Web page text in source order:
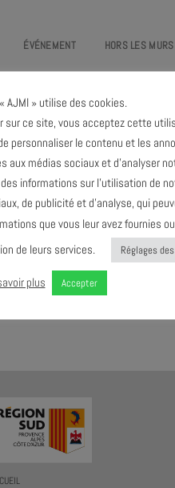
ÉVÉNEMENT HORS LES MURS
«master class»à venir ce mois
de l'agenda :Juin 2024
AJMI » utilise des cookies.
sur ce site, vous acceptez cette
personnaliser le contenu et les
aux médias sociaux et d’analyser
informations sur l’utilisation de
de publicité et d’analyse, qui
que vous leur avez fournies
de leurs services.
Réglages
plus Accepter